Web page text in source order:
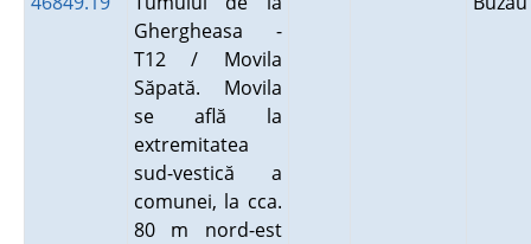
Ghergheasa -
T12 / Movila
Săpată. Movila
se află la
extremitatea
sud-vestică a
comunei, la cca.
80 m nord-est